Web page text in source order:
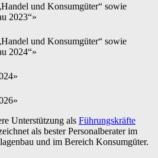
und Konsumgüter“ sowie
2023“»
und Konsumgüter“ sowie
2024“»
Unterstützung als Führungskräfte
als bester Personalberater im
und im Bereich Konsumgüter.